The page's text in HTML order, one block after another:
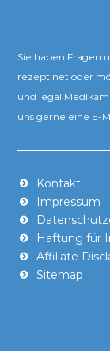
Sie haben Fragen
rezept.net oder
und legal
uns gerne eine E-
Kontakt
Impressum
Haftung für
Affiliate
Sitemap